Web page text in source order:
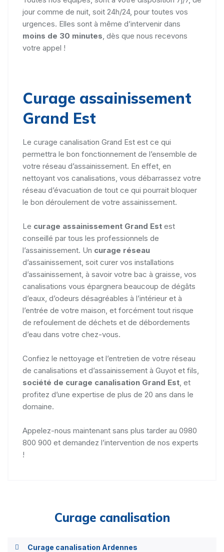
jour comme de nuit, soit 24h/24, pour toutes vos
urgences. Elles sont à même d’intervenir dans
moins de 30 minutes, dès que nous recevons
votre appel !
Curage assainissement
Grand Est
Le curage canalisation Grand Est est ce qui
permettra le bon fonctionnement de l’ensemble de
votre réseau d’assainissement. En effet, en
nettoyant vos canalisations, vous débarrassez votre
réseau d’évacuation de tout ce qui pourrait bloquer
le bon déroulement de votre assainissement.
Le curage assainissement Grand Est est
conseillé par tous les professionnels de
l’assainissement. Un curage réseau
d’assainissement, soit curer vos installations
d’assainissement, à savoir votre bac à graisse, vos
canalisations vous épargnera beaucoup de dégâts
d’eaux, d’odeurs désagréables à l’intérieur et à
l’entrée de votre maison, et forcément tout risque
de refoulement de déchets et de débordements
d’eau dans votre chez-vous.
Confiez le nettoyage et l’entretien de votre réseau
de canalisations et d’assainissement à Guyot et fils,
société de curage canalisation Grand Est, et
profitez d’une expertise de plus de 20 ans dans le
domaine.
Appelez-nous maintenant sans plus tarder au 0980
800 900 et demandez l’intervention de nos experts
!
Curage canalisation
Curage canalisation Ardennes